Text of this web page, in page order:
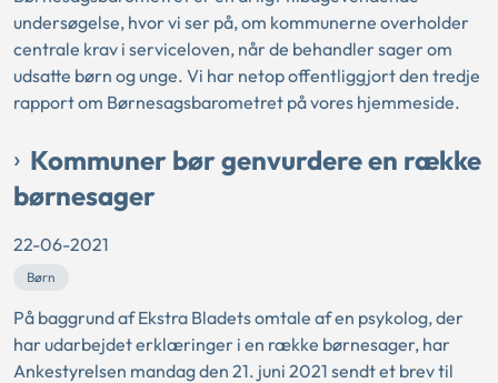
undersøgelse, hvor vi ser på, om kommunerne overholder
centrale krav i serviceloven, når de behandler sager om
udsatte børn og unge. Vi har netop offentliggjort den tredje
rapport om Børnesagsbarometret på vores hjemmeside.
Kommuner bør genvurdere en række
børnesager
22-06-2021
Børn
På baggrund af Ekstra Bladets omtale af en psykolog, der
har udarbejdet erklæringer i en række børnesager, har
Ankestyrelsen mandag den 21. juni 2021 sendt et brev til